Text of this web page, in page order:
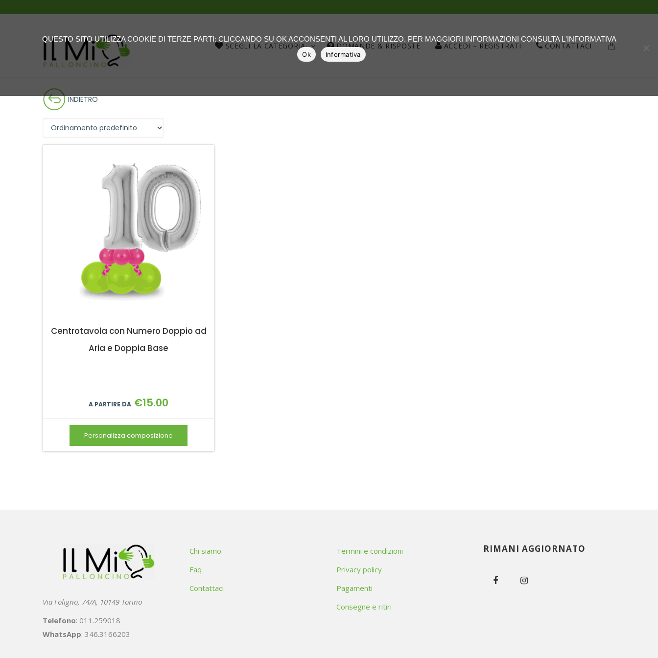
.
SCEGLI LA CATEGORIA DOMANDE & RISPOSTE ACCEDI – REGISTRATI CONTATTACI
INDIETRO
Centrotavola con Numero Doppio ad
Aria e Doppia Base
A PARTIRE DA €15.00
Personalizza composizione
Via Foligno, 74/A, 10149 Torino
Telefono: 011.259018
WhatsApp: 346.3166203
Chi siamo
Faq
Contattaci
Termini e condizioni
Privacy policy
Pagamenti
Consegne e ritiri
RIMANI AGGIORNATO
QUESTO SITO UTILIZZA COOKIE DI TERZE PARTI: CLICCANDO SU OK ACCONSENTI AL LORO UTILIZZO. PER MAGGIORI INFORMAZIONI CONSULTA L'INFORMATIVA
Ok Informativa